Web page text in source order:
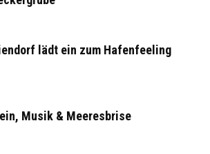
lädt ein zum Hafenfeeling
Musik & Meeresbrise